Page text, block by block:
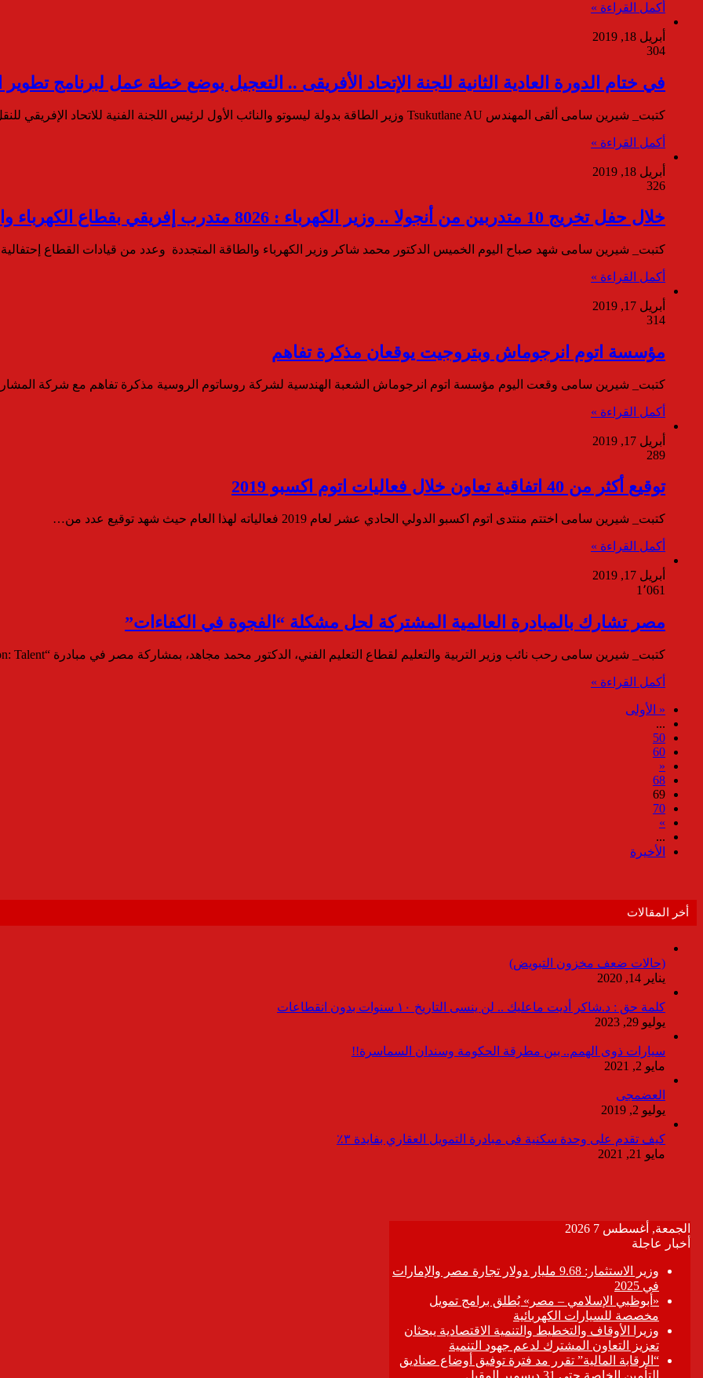
أكمل القراءة »
أبريل 18, 2019
304
في ختام الدورة العادية الثانية للجنة الإتحاد الأفريقى .. التعجيل بوضع خطة عمل لبرنامج
كتبت_ شيرين سامى ألقى المهندس Tsukutlane AU وزير الطاقة بدولة ليسوتو والنائب الأول لرئيس اللجنة الفنية للاتحاد الإفريقي للنقل والبنية…
أكمل القراءة »
أبريل 18, 2019
326
خلال حفل تخريج 10 متدربين من أنجولا .. وزير الكهرباء : 8026 متدرب إفريقي بقطاع الكهرباء والطاقة المتجددة المصرى خلال عشر سنوات
كتبت_ شيرين سامى شهد صباح اليوم الخميس الدكتور محمد شاكر وزير الكهرباء والطاقة المتجددة وعدد من قيادات القطاع
أكمل القراءة »
أبريل 17, 2019
314
مؤسسة اتوم انرجوماش وبتروجيت يوقعان مذكرة تفاهم
كتبت_ شيرين سامى وقعت اليوم مؤسسة اتوم انرجوماش الشعبة الهندسية لشركة روساتوم الروسية مذكرة تفاهم مع شركة
أكمل القراءة »
أبريل 17, 2019
289
توقيع أكثر من 40 اتفاقية تعاون خلال فعاليات اتوم اكسبو 2019
كتبت_ شيرين سامى اختتم منتدى اتوم اكسبو الدولي الحادي عشر لعام 2019 فعالياته لهذا العام حيث شهد توقيع عدد من…
أكمل القراءة »
أبريل 17, 2019
1٬061
مصر تشارك بالمبادرة العالمية المشتركة لحل مشكلة “الفجوة في الكفاءات”
كتبت_ شيرين سامى رحب نائب وزير التربية والتعليم لقطاع التعليم الفني، الدكتور محمد مجاهد، بمشاركة مصر في مبادرة “Mission: Talent”…
أكمل القراءة »
« الأولى
...
50
60
«
68
69
70
»
...
الأخيرة
أخر المقالات
(حالات ضعف مخزون التبويض)
يناير 14, 2020
كلمة حق : د.شاكر أديت ماعليك .. لن ينسى التاريخ ١٠ سنوات بدون انقطاعات
يوليو 29, 2023
سيارات ذوى الهمم.. بين مطرقة الحكومة وسندان السماسرة!!
مايو 2, 2021
العضمجى
يوليو 2, 2019
كيف تقدم على وحدة سكنية فى مبادرة التمويل العقاري بفايدة ٣٪
مايو 21, 2021